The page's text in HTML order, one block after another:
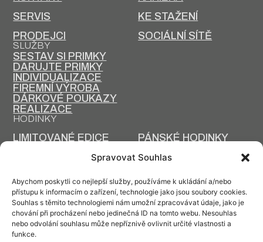
Spravovat Souhlas
Abychom poskytli co nejlepší služby, používáme k ukládání a/nebo
přístupu k informacím o zařízení, technologie jako jsou soubory cookies.
Souhlas s těmito technologiemi nám umožní zpracovávat údaje, jako je
chování při procházení nebo jedinečná ID na tomto webu. Nesouhlas
nebo odvolání souhlasu může nepříznivě ovlivnit určité vlastnosti a
funkce.
SERVIS
KE STAŽENÍ
PRODEJCI
SOCIÁLNÍ SÍTĚ
SLUŽBY
SESTAV SI PRIMKY
DARUJTE PRIMKY
INDIVIDUALIZACE
FIREMNÍ VÝROBA
DÁRKOVÉ POUKAZY
REALIZACE
HODINKY
LIMITOVANÉ EDICE
PÁNSKÉ HODINKY
DÁMSKÉ HODINKY
DĚTSKÉ HODINKY
KAPESNÍ HODINY
DESIGNOVÉ HODINY
BRAND
AKTUALITY
AMBASADOŘI A
OSOBNOSTI
BLOG